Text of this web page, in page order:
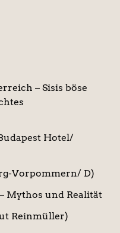
– Sisis böse
Hotel/
Vorpommern/ D)
Mythos und Realität
Reinmüller)